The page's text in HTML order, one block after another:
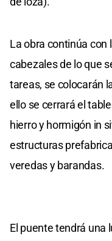
La obra continúa con
cabezales de lo que
tareas, se colocarán
ello se cerrará el
hierro y hormigón in
estructuras
veredas y barandas.
El puente tendrá una